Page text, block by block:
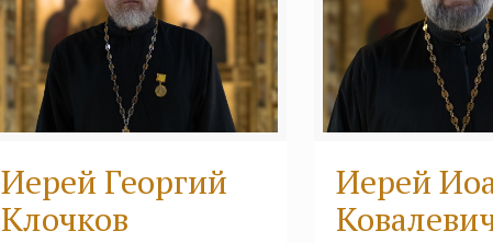
Иерей Георгий
Клочков
Иерей